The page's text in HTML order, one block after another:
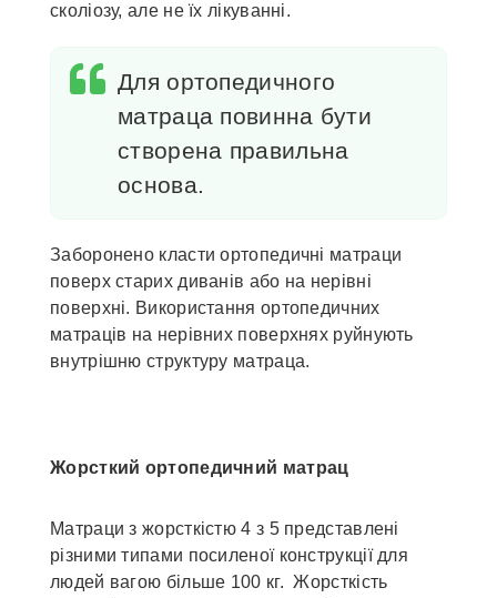
сколіозу, але не їх лікуванні.
Для ортопедичного
матраца повинна бути
створена правильна
основа.
Заборонено класти ортопедичні матраци
поверх старих диванів або на нерівні
поверхні. Використання ортопедичних
матраців на нерівних поверхнях руйнують
внутрішню структуру матраца.
Жорсткий ортопедичний матрац
Матраци з жорсткістю 4 з 5 представлені
різними типами посиленої конструкції для
людей вагою більше 100 кг. Жорсткість